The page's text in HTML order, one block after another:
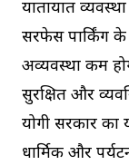
यातायात
सरफेस पार्किंग
अव्यवस्था कम
सुरक्षित और
योगी सरकार का
धार्मिक और